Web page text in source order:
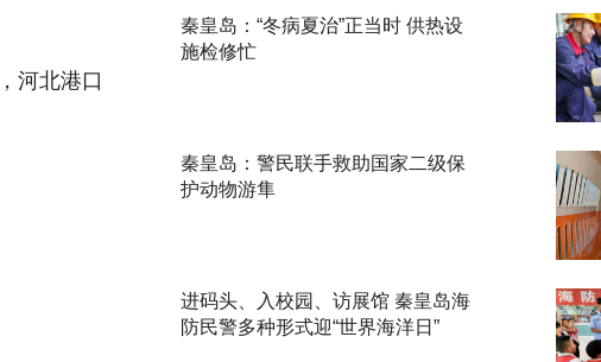
河北港口
秦皇岛：“冬病夏治”正当时 供热设
施检修忙
秦皇岛：警民联手救助国家二级保
护动物游隼
进码头、入校园、访展馆 秦皇岛海
防民警多种形式迎“世界海洋日”